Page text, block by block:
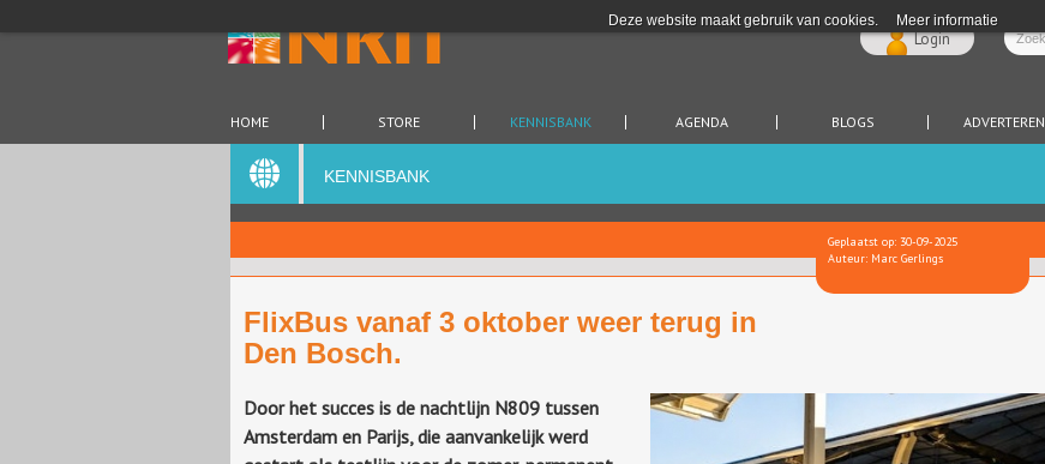
Deze website maakt gebruik van cookies. Meer informatie
Login
HOME STORE KENNISBANK AGENDA BLOGS ADVERTEREN
KENNISBANK
Geplaatst op: 30-09-2025
Auteur: Marc Gerlings
FlixBus vanaf 3 oktober weer terug in
Den Bosch.
Door het succes is de nachtlijn N809 tussen
Amsterdam en Parijs, die aanvankelijk werd